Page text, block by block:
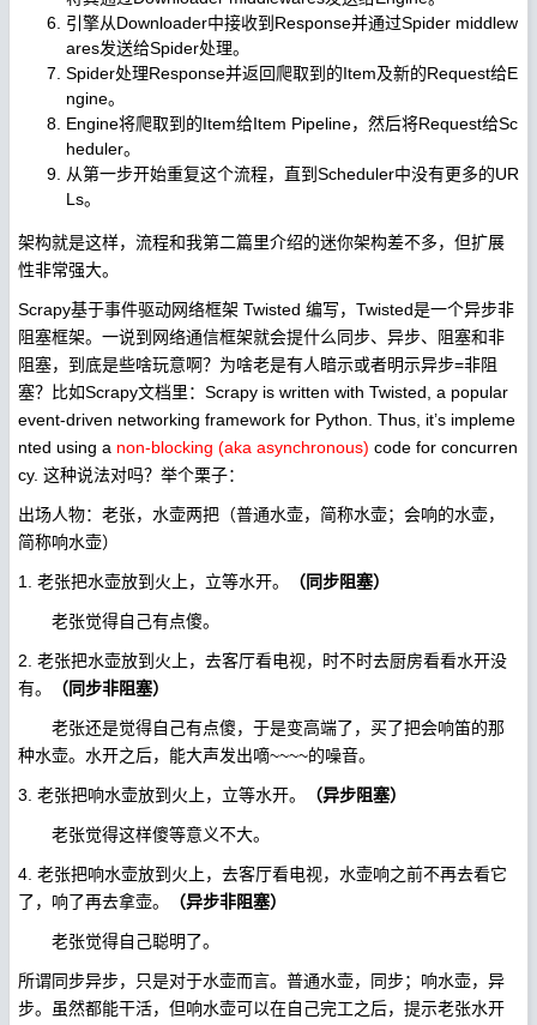
引擎从Downloader中接收到Response并通过Spider middlew
ares发送给Spider处理。
Spider处理Response并返回爬取到的Item及新的Request给E
ngine。
Engine将爬取到的Item给Item Pipeline，然后将Request给Sc
heduler。
从第一步开始重复这个流程，直到Scheduler中没有更多的UR
Ls。
架构就是这样，流程和我第二篇里介绍的迷你架构差不多，但扩展
性非常强大。
Scrapy基于事件驱动网络框架 Twisted 编写，Twisted是一个异步非
阻塞框架。一说到网络通信框架就会提什么同步、异步、阻塞和非
阻塞，到底是些啥玩意啊？为啥老是有人暗示或者明示异步=非阻
塞？比如Scrapy文档里：Scrapy is written with Twisted, a popular
event-driven networking framework for Python. Thus, it’s impleme
nted using a non-blocking (aka asynchronous) code for concurren
cy. 这种说法对吗？举个栗子：
出场人物：老张，水壶两把（普通水壶，简称水壶；会响的水壶，
简称响水壶）
1. 老张把水壶放到火上，立等水开。 （同步阻塞）
老张觉得自己有点傻。
2. 老张把水壶放到火上，去客厅看电视，时不时去厨房看看水开没
有。
（同步非阻塞）
老张还是觉得自己有点傻，于是变高端了，买了把会响笛的那
种水壶。水开之后，能大声发出嘀~~~~的噪音。
3. 老张把响水壶放到火上，立等水开。 （异步阻塞）
老张觉得这样傻等意义不大。
4. 老张把响水壶放到火上，去客厅看电视，水壶响之前不再去看它
了，响了再去拿壶。
（异步非阻塞）
老张觉得自己聪明了。
所谓同步异步，只是对于水壶而言。普通水壶，同步；响水壶，异
步。虽然都能干活，但响水壶可以在自己完工之后，提示老张水开